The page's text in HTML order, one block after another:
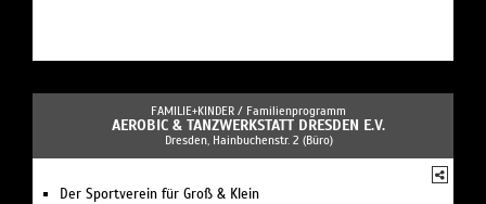
FAMILIE+KINDER / Familienprogramm
AEROBIC & TANZWERKSTATT DRESDEN E.V.
Dresden, Hainbuchenstr. 2 (Büro)
Der Sportverein für Groß & Klein